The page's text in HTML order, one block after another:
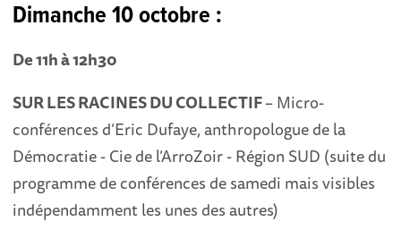
Dimanche 10 octobre :
De 11h à 12h30
SUR LES RACINES DU COLLECTIF– Micro-
conférences d’Eric Dufaye, anthropologue de la
Démocratie - Cie de l’ArroZoir - Région SUD (suite du
programme de conférences de samedi mais visibles
indépendamment les unes des autres)